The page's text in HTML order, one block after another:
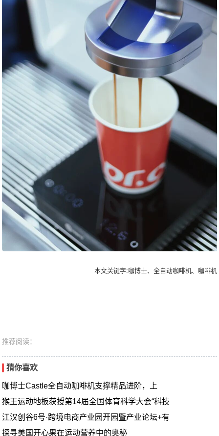
本文关键字:咖博士、全自动咖啡机、咖啡机
推荐阅读：
猜你喜欢
咖博士Castle全自动咖啡机支撑精品进阶，上
猴王运动地板获授第14届全国体育科学大会“科技
江汉创谷6号·跨境电商产业园开园暨产业论坛+有
探寻美国开心果在运动营养中的奥秘